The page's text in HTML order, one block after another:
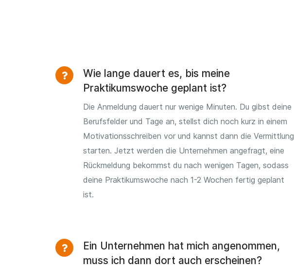
Wie lange dauert es, bis meine
Praktikumswoche geplant ist?
Die Anmeldung dauert nur wenige Minuten. Du gibst deine
Berufsfelder und Tage an, stellst dich noch kurz in einem
Motivationsschreiben vor und kannst dann die Vermittlung
starten. Jetzt werden die Unternehmen angefragt, eine
Rückmeldung bekommst du nach wenigen Tagen, sodass
deine Praktikumswoche nach 1-2 Wochen fertig geplant
ist.
Ein Unternehmen hat mich angenommen,
muss ich dann dort auch erscheinen?